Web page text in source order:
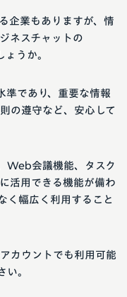
企業もありますが、情
ネスチャットの
うか。
であり、重要な情報
の遵守など、安心して
Web会議機能、タスク
活用できる機能が備わ
く幅広く利用すること
カウントでも利用可能
い。